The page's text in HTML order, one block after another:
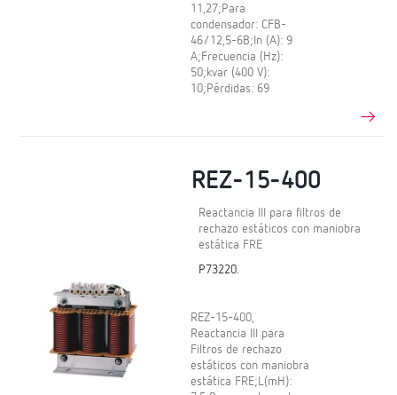
11,27;Para
condensador: CFB-
46/12,5-6B;In (A): 9
A;Frecuencia (Hz):
50;kvar (400 V):
10;Pérdidas: 69
REZ-15-400
Reactancia III para filtros de
rechazo estáticos con maniobra
estática FRE
P73220.
REZ-15-400,
Reactancia III para
Filtros de rechazo
estáticos con maniobra
estática FRE;L(mH):